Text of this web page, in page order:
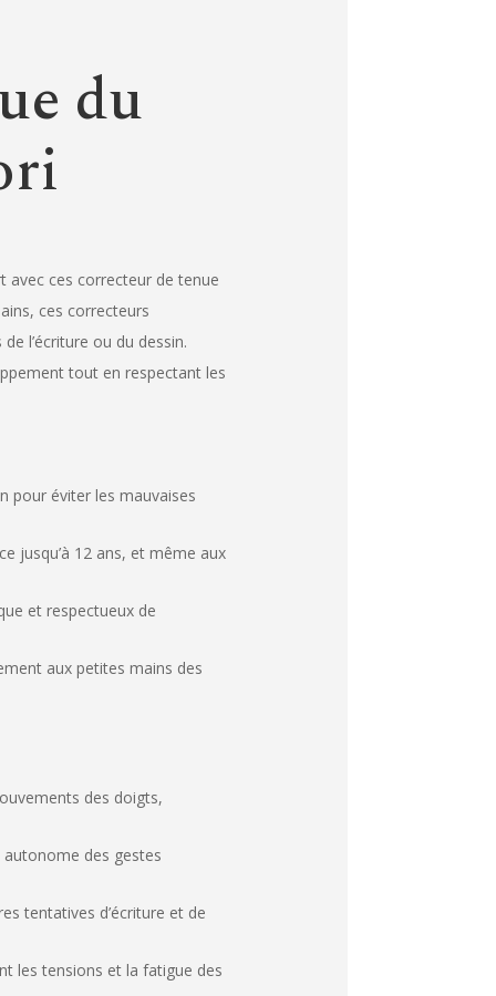
du
avec ces correcteur de tenue
ces correcteurs
l’écriture ou du dessin.
tout en respectant les
pour éviter les mauvaises
jusqu’à 12 ans, et même aux
et respectueux de
aux petites mains des
des doigts,
des gestes
tentatives d’écriture et de
les tensions et la fatigue des